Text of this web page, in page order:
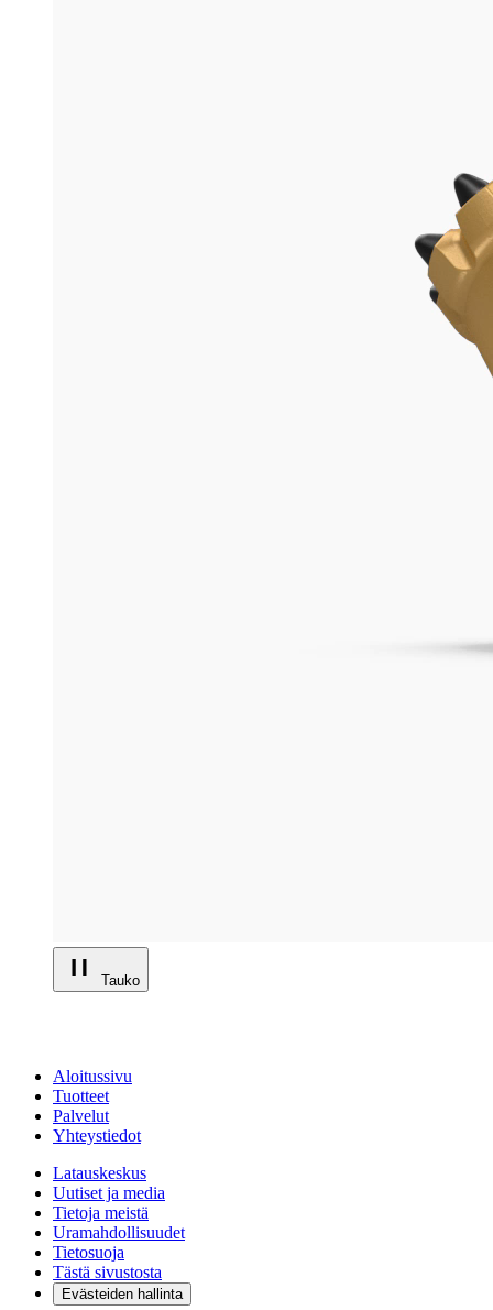
Tauko
Aloitussivu
Tuotteet
Palvelut
Yhteystiedot
Latauskeskus
Uutiset ja media
Tietoja meistä
Uramahdollisuudet
Tietosuoja
Tästä sivustosta
Evästeiden hallinta